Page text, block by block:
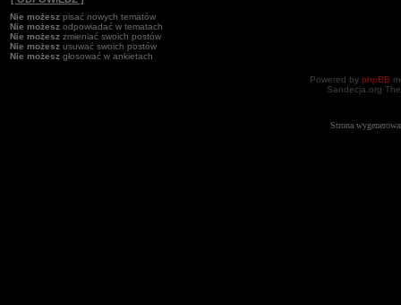
Nie możesz pisać nowych tematów
Nie możesz odpowiadać w tematach
Nie możesz zmieniać swoich postów
Nie możesz usuwać swoich postów
Nie możesz głosować w ankietach
Powered by phpBB
Sandecja.org
Strona